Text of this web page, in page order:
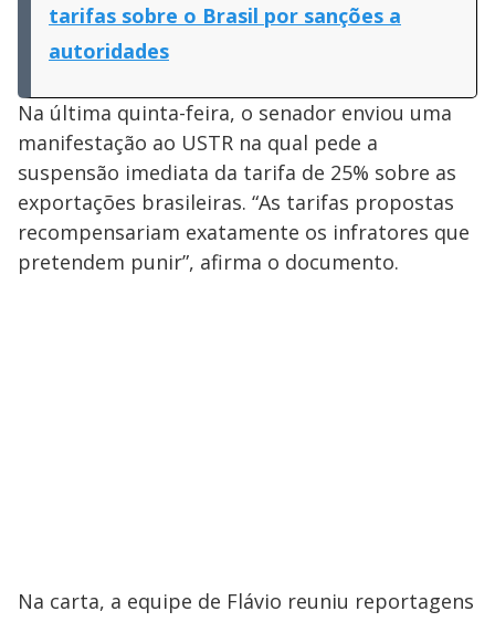
tarifas sobre o Brasil por sanções a
autoridades
Na última quinta-feira, o senador enviou uma
manifestação ao USTR na qual pede a
suspensão imediata da tarifa de 25% sobre as
exportações brasileiras. “As tarifas propostas
recompensariam exatamente os infratores que
pretendem punir”, afirma o documento.
Na carta, a equipe de Flávio reuniu reportagens